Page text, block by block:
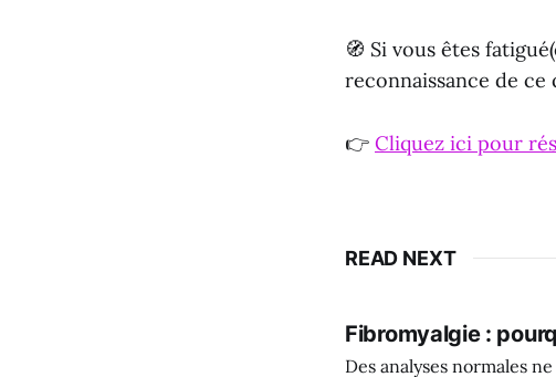
🧭 Si vous êtes
reconnaissance de
👉 Cliquez ici pour
READ NEXT
Fibromyalgie :
Des analyses normales